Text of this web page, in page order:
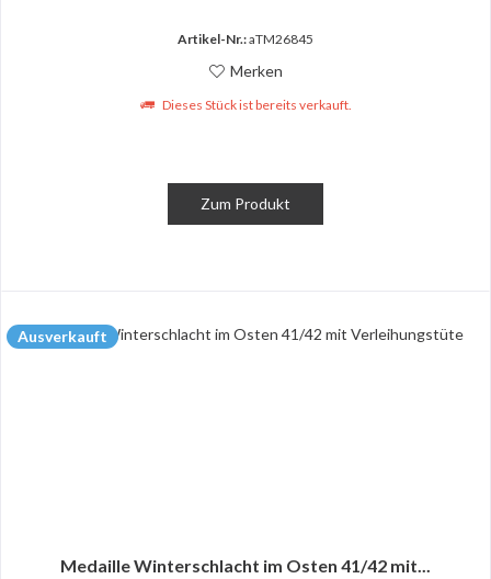
Artikel-Nr.:aTM26845
Merken
Dieses Stück ist bereits verkauft.
Zum Produkt
Ausverkauft
Medaille Winterschlacht im Osten 41/42 mit...